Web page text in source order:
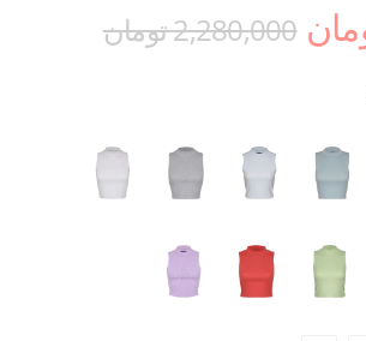
2,280,000 تومان